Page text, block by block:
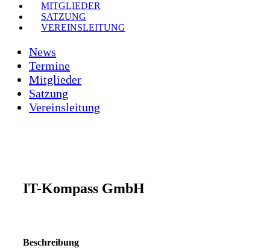
MITGLIEDER
SATZUNG
VEREINSLEITUNG
News
Termine
Mitglieder
Satzung
Vereinsleitung
IT-Kompass GmbH
Beschreibung